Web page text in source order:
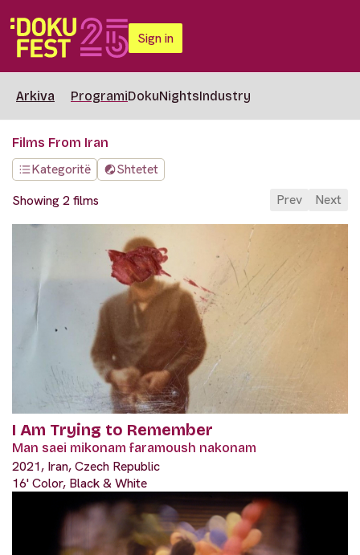
Sign in
Arkiva ProgramiDokuNightsIndustry
Films From Iran
Kategoritë
Shtetet
Showing 2 films
Prev Next
I Am Trying to Remember
Man saei mikonam faramoush nakonam
2021, Iran, Czech Republic
16' Color, Black & White